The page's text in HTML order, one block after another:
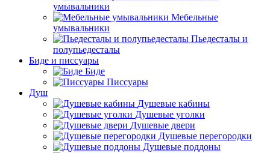
умывальники
Мебельные
умывальники
Пьедесталы и
полупьедесталы
Биде и писсуары
Биде
Писсуары
Душ
Душевые кабины
Душевые уголки
Душевые двери
Душевые перегородки
Душевые поддоны